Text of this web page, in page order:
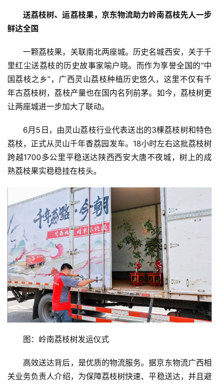
送荔枝树、运荔枝果， 京东物流助力岭南荔枝先人一步
鲜达全国
一颗荔枝果，关联南北两座城。历史名城西安，关于千
里红尘送荔枝的历史故事家喻户晓。而作为享誉全国的“中
国荔枝之乡”，广西灵山荔枝种植历史悠久，这里不仅有千
年古荔枝树，荔枝产量也在国内名列前茅。如今，荔枝树更
让两座城进一步加大了联动。
6月5日，由灵山荔枝行业代表送出的3棵荔枝树和特色
荔枝，正式从灵山千年香荔园发车。18小时左右这批荔枝树
跨越1700多公里平稳送达陕西西安大唐不夜城，树上的成
熟荔枝果实稳稳挂在枝头。
图：岭南荔枝树发运仪式
高效送达背后，是优质的物流服务。据京东物流广西相
关业务负责人介绍，为保障荔枝树快速、平稳送达，并且避